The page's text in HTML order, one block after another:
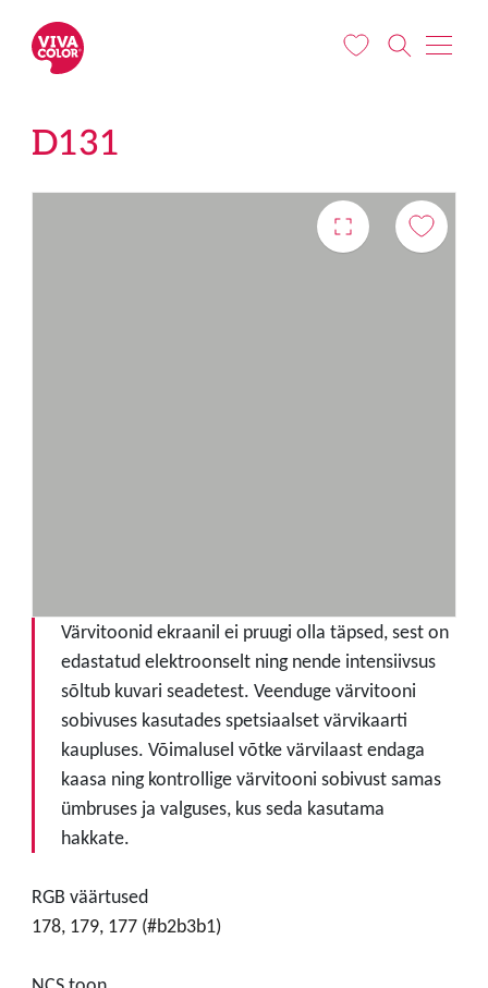
D131
Värvitoonid ekraanil ei pruugi olla täpsed, sest on
edastatud elektroonselt ning nende intensiivsus
sõltub kuvari seadetest. Veenduge värvitooni
sobivuses kasutades spetsiaalset värvikaarti
kaupluses. Võimalusel võtke värvilaast endaga
kaasa ning kontrollige värvitooni sobivust samas
ümbruses ja valguses, kus seda kasutama
hakkate.
RGB väärtused
178, 179, 177 (#b2b3b1)